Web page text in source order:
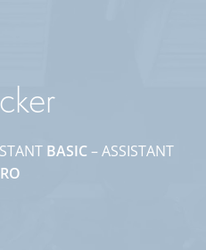
BASIC–ASSISTANT